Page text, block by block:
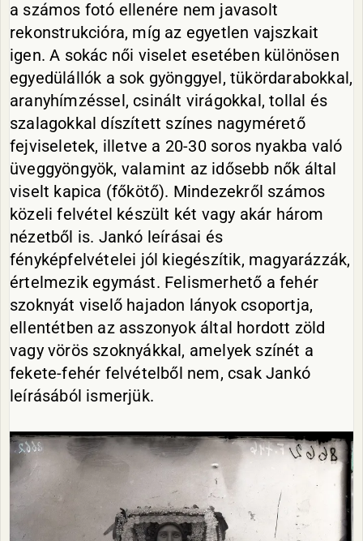
a számos fotó ellenére nem javasolt
rekonstrukcióra, míg az egyetlen vajszkait
igen. A sokác női viselet esetében különösen
egyedülállók a sok gyönggyel, tükördarabokkal,
aranyhímzéssel, csinált virágokkal, tollal és
szalagokkal díszített színes nagymérető
fejviseletek, illetve a 20-30 soros nyakba való
üveggyöngyök, valamint az idősebb nők által
viselt kapica (főkötő). Mindezekről számos
közeli felvétel készült két vagy akár három
nézetből is. Jankó leírásai és
fényképfelvételei jól kiegészítik, magyarázzák,
értelmezik egymást. Felismerhető a fehér
szoknyát viselő hajadon lányok csoportja,
ellentétben az asszonyok által hordott zöld
vagy vörös szoknyákkal, amelyek színét a
fekete-fehér felvételből nem, csak Jankó
leírásából ismerjük.